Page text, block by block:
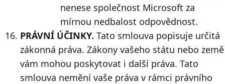
nenese společnost Microsoft za
mírnou nedbalost odpovědnost.
PRÁVNÍ ÚČINKY. Tato smlouva popisuje určitá
zákonná práva. Zákony vašeho státu nebo země
vám mohou poskytovat i další práva. Tato
smlouva nemění vaše práva v rámci právního